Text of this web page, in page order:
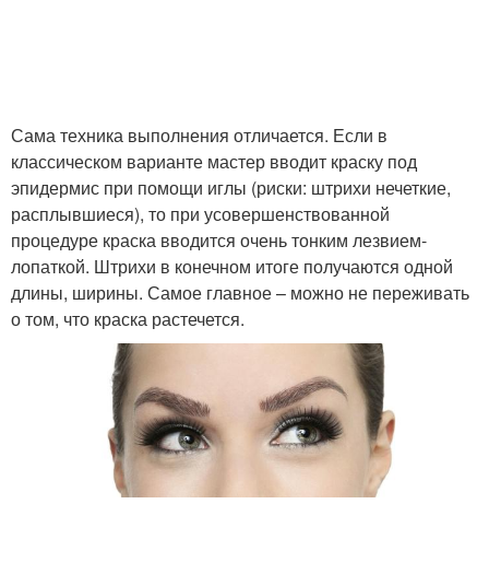
Сама техника выполнения отличается. Если в
классическом варианте мастер вводит краску под
эпидермис при помощи иглы (риски: штрихи нечеткие,
расплывшиеся), то при усовершенствованной
процедуре краска вводится очень тонким лезвием-
лопаткой. Штрихи в конечном итоге получаются одной
длины, ширины. Самое главное – можно не переживать
о том, что краска растечется.